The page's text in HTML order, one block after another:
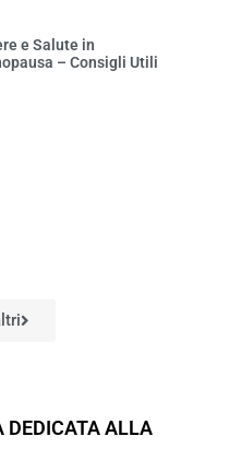
e Salute in
– Consigli Utili
DEDICATA ALLA